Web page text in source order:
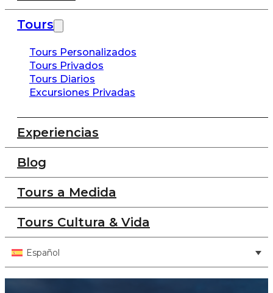
Tours
Tours Personalizados
Tours Privados
Tours Diarios
Excursiones Privadas
Experiencias
Blog
Tours a Medida
Tours Cultura & Vida
Español